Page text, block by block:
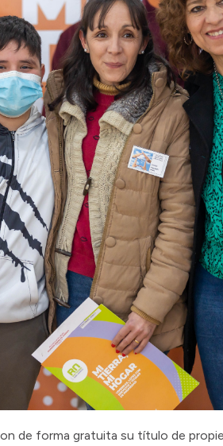
de forma gratuita su título de